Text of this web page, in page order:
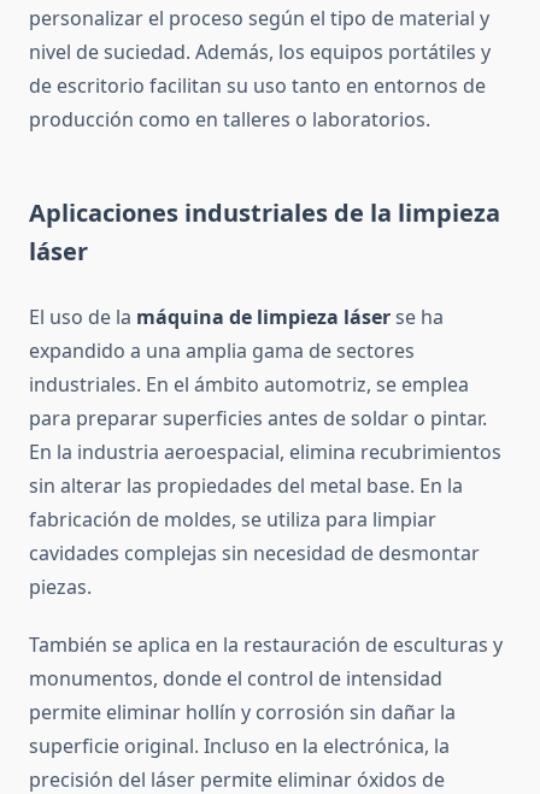
personalizar el proceso según el tipo de material y
nivel de suciedad. Además, los equipos portátiles y
de escritorio facilitan su uso tanto en entornos de
producción como en talleres o laboratorios.
Aplicaciones industriales de la limpieza
láser
El uso de la máquina de limpieza láserse ha
expandido a una amplia gama de sectores
industriales. En el ámbito automotriz, se emplea
para preparar superficies antes de soldar o pintar.
En la industria aeroespacial, elimina recubrimientos
sin alterar las propiedades del metal base. En la
fabricación de moldes, se utiliza para limpiar
cavidades complejas sin necesidad de desmontar
piezas.
También se aplica en la restauración de esculturas y
monumentos, donde el control de intensidad
permite eliminar hollín y corrosión sin dañar la
superficie original. Incluso en la electrónica, la
precisión del láser permite eliminar óxidos de